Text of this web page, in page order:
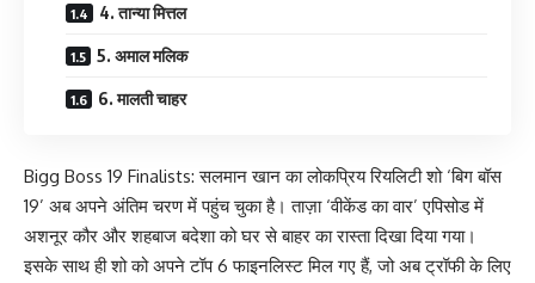
4. तान्या मित्तल
5. अमाल मलिक
6. मालती चाहर
Bigg Boss 19 Finalists: सलमान खान का लोकप्रिय रियलिटी शो ‘बिग बॉस
19’ अब अपने अंतिम चरण में पहुंच चुका है। ताज़ा ‘वीकेंड का वार’ एपिसोड में
अशनूर कौर और शहबाज बदेशा को घर से बाहर का रास्ता दिखा दिया गया।
इसके साथ ही शो को अपने टॉप 6 फाइनलिस्ट मिल गए हैं, जो अब ट्रॉफी के लिए